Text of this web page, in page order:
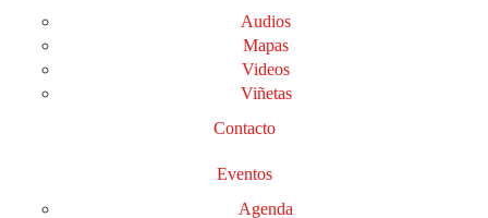
Audios
Mapas
Videos
Viñetas
Contacto
Eventos
Agenda